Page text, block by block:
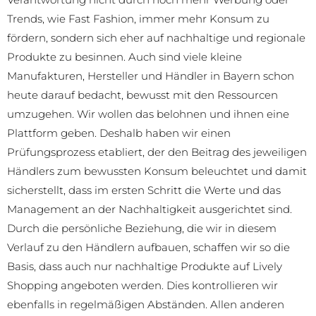
Trends, wie Fast Fashion, immer mehr Konsum zu
fördern, sondern sich eher auf nachhaltige und regionale
Produkte zu besinnen. Auch sind viele kleine
Manufakturen, Hersteller und Händler in Bayern schon
heute darauf bedacht, bewusst mit den Ressourcen
umzugehen. Wir wollen das belohnen und ihnen eine
Plattform geben. Deshalb haben wir einen
Prüfungsprozess etabliert, der den Beitrag des jeweiligen
Händlers zum bewussten Konsum beleuchtet und damit
sicherstellt, dass im ersten Schritt die Werte und das
Management an der Nachhaltigkeit ausgerichtet sind.
Durch die persönliche Beziehung, die wir in diesem
Verlauf zu den Händlern aufbauen, schaffen wir so die
Basis, dass auch nur nachhaltige Produkte auf Lively
Shopping angeboten werden. Dies kontrollieren wir
ebenfalls in regelmäßigen Abständen. Allen anderen